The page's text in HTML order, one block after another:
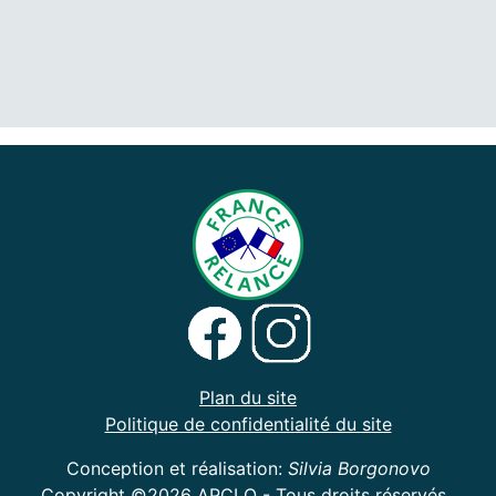
Plan du site
Politique de confidentialité du site
Conception et réalisation: Silvia Borgonovo